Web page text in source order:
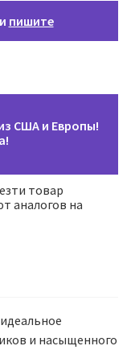
пишите
США и Европы!
товар
аналогов на
и насыщенного